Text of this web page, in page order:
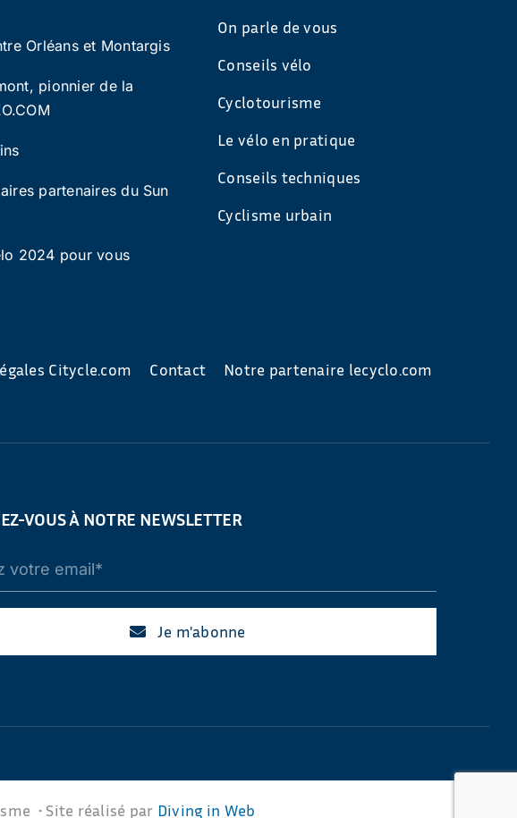
Orléans et Montargis
pionnier de la
partenaires du Sun
2024 pour vous
On parle de vous
Conseils vélo
Cyclotourisme
Le vélo en pratique
Conseils techniques
Cyclisme urbain
Citycle.com Contact Notre partenaire lecyclo.com
VOUS À NOTRE NEWSLETTER
Je m'abonne
• Site réalisé par Diving in Web